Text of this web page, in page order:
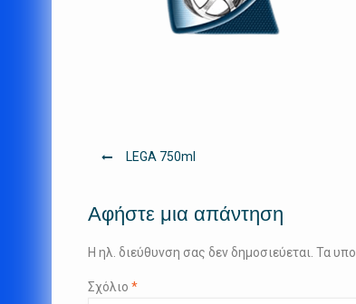
Πλοήγηση
LEGA 750ml
Αφήστε μια απάντηση
Η ηλ. διεύθυνση σας δεν δημοσιεύεται. Τα
Σχόλιο *